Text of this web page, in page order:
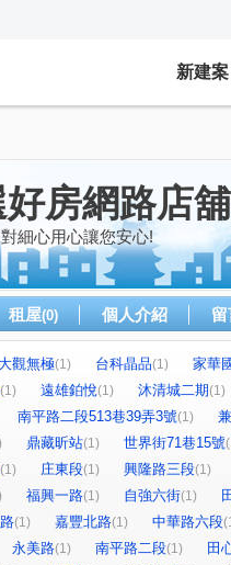
新建案
房網路店舖
細心用心讓您安心!
租屋(0) 個人介紹
大觀無極(1) 台科晶品(1)
家華
(1) 遠雄鉑悅(1) 沐清城二期(1)
南平路二段513巷39弄3號(1)
鼎藏昕站(1) 世界街71巷15號
(1) 庄東段(1) 興隆路三段(1)
福興一路(1) 自強六街(1)
(1) 嘉豐北路(1) 中華路六段
永美路(1) 南平路二段(1)
田